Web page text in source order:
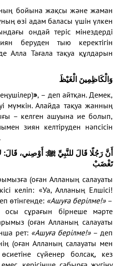
бойына жақсы және жаман
өзі адам баласы үшін үлкен
ондай теріс мінездерді
беруден тыю керектігін
Алла Тағала тақуа құлдарын
وَالْكَاظِمِينَ الْغَيْظَ
», – деп айтқан. Демек,
мүмкін. Алайда тақуа жанның
– келген ашуына ие болып,
зиян келтіруден нәпсісін
أَنَّ رَجُلًا قَالَ للنَّبِيِّ ﷺ: أَوْصِني، قَالَ:
تَغْضَبْ
(оған Алланың салауаты
келіп: «Уа, Алланың Елшісі!
өтінгенде: «Ашуға берілме!»–
осы сұрағын бірнеше мәрте
(оған Алланың салауаты
рет: «Ашуға берілме!»– деп
(оған Алланың салауаты мен
сүйенер болсақ, кез